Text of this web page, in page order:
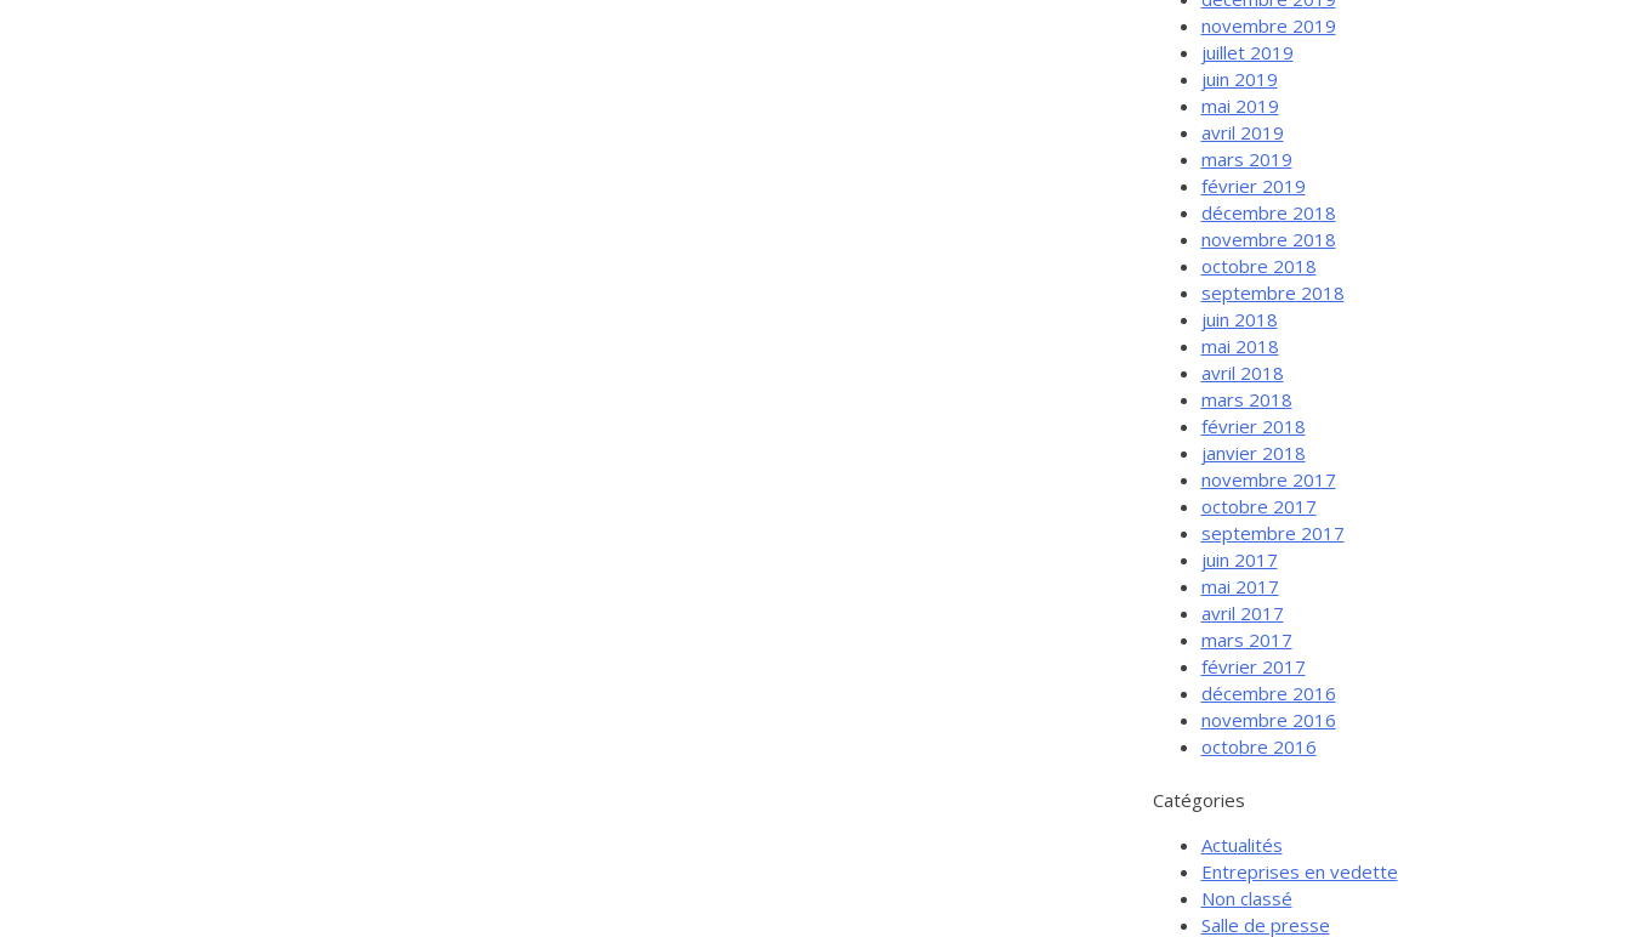
Services aux entreprises
Innovation / Productivité
Investir en Nouvelle-Beauce
Services-conseils – démarrage
novembre 2019
juillet 2019
juin 2019
mai 2019
avril 2019
mars 2019
février 2019
décembre 2018
novembre 2018
octobre 2018
septembre 2018
juin 2018
mai 2018
avril 2018
mars 2018
février 2018
janvier 2018
novembre 2017
octobre 2017
septembre 2017
juin 2017
mai 2017
avril 2017
mars 2017
février 2017
décembre 2016
novembre 2016
octobre 2016
Catégories
Actualités
Entreprises en vedette
Non classé
Salle de presse